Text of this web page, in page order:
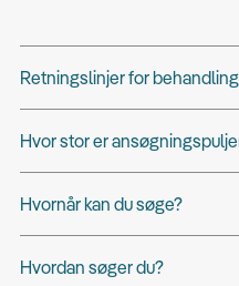
Retningslinjer for
Hvor stor er
Hvornår kan du søge?
Hvordan søger du?